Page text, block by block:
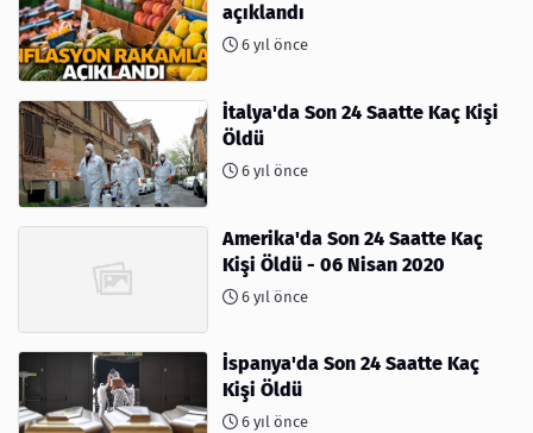
açıklandı
6 yıl önce
İtalya'da Son 24 Saatte Kaç Kişi
Öldü
6 yıl önce
Amerika'da Son 24 Saatte Kaç
Kişi Öldü - 06 Nisan 2020
6 yıl önce
İspanya'da Son 24 Saatte Kaç
Kişi Öldü
6 yıl önce